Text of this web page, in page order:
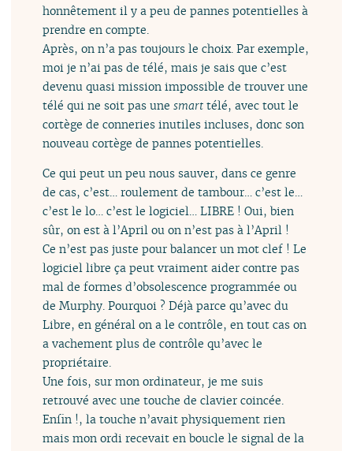
honnêtement il y a peu de pannes potentielles à
prendre en compte.
Après, on n’a pas toujours le choix. Par exemple,
moi je n’ai pas de télé, mais je sais que c’est
devenu quasi mission impossible de trouver une
télé qui ne soit pas unesmart télé, avec tout le
cortège de conneries inutiles incluses, donc son
nouveau cortège de pannes potentielles.
Ce qui peut un peu nous sauver, dans ce genre
de cas, c’est… roulement de tambour… c’est le…
c’est le lo… c’est le logiciel… LIBRE ! Oui, bien
sûr, on est à l’April ou on n’est pas à l’April !
Ce n’est pas juste pour balancer un mot clef ! Le
logiciel libre ça peut vraiment aider contre pas
mal de formes d’obsolescence programmée ou
de Murphy. Pourquoi ? Déjà parce qu’avec du
Libre, en général on a le contrôle, en tout cas on
a vachement plus de contrôle qu’avec le
propriétaire.
Une fois, sur mon ordinateur, je me suis
retrouvé avec une touche de clavier coincée.
Enfin !, la touche n’avait physiquement rien
mais mon ordi recevait en boucle le signal de la